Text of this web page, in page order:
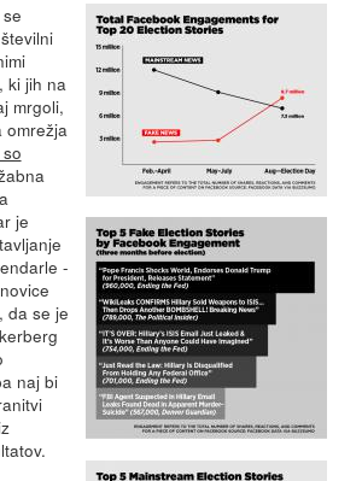
ki jih na
mrgoli,
omrežja
je
-
da se je
naj bi